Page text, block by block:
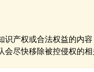
识产权或合法权益的内
会尽快移除被控侵权的